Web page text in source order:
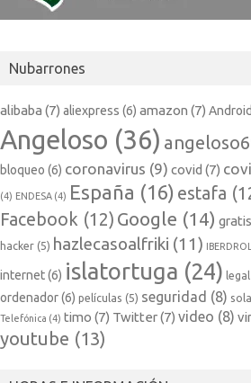
Nubarrones
alibaba (7) aliexpress (6) amazon (7) Android
Angeloso (36)
bloqueo (6) coronavirus (9) covid (7)
(4) ENDESA (4) España (16) estafa
Facebook (12) Google (14) gratis
hacker (5) hazlecasoalfriki (11)
internet(6) islatortuga (24) legal
ordenador(6) películas (5) seguridad (8)
Telefónica (4) timo (7) Twitter(7) video (8)
youtube (13)